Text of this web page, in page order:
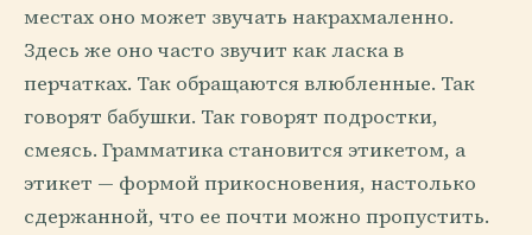
местах оно может звучать накрахмаленно.
Здесь же оно часто звучит как ласка в
перчатках. Так обращаются влюбленные. Так
говорят бабушки. Так говорят подростки,
смеясь. Грамматика становится этикетом, а
этикет — формой прикосновения, настолько
сдержанной, что ее почти можно пропустить.